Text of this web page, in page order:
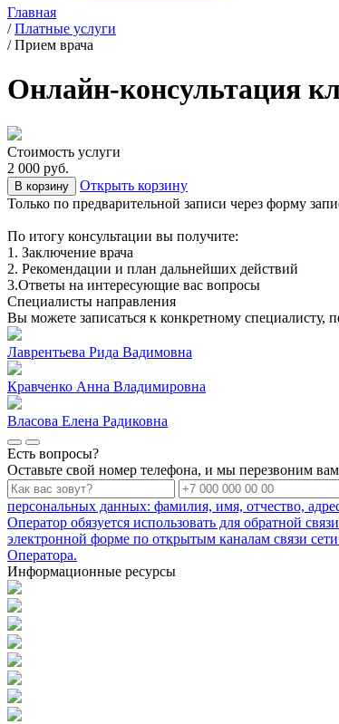
Главная
/Платные услуги
/Прием врача
Онлайн-консультация
Стоимость услуги
2 000 руб.
В корзину
Открыть корзину
Только по предварительной записи через форму
По итогу консультации вы получите:
1. Заключение врача
2. Рекомендации и план дальнейших действий
3.Ответы на интересующие вас вопросы
Специалисты направления
Вы можете записаться к конкретному специалисту,
Лаврентьева Рида Вадимовна
Кравченко Анна Владимировна
Власова Елена Радиковна
Есть вопросы?
Оставьте свой номер телефона, и мы перезвоним
персональных данных: фамилия, имя, отчество,
Оператор обязуется использовать для обратной
электронной форме по открытым каналам связи
Оператора.
Информационные ресурсы